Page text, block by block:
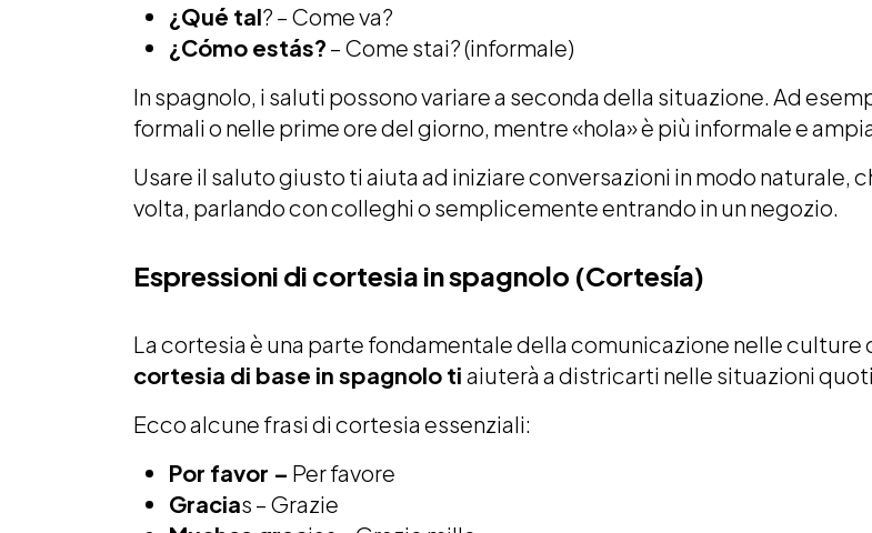
¿Qué tal? – Come va?
¿Cómo estás? – Come stai? (informale)
In spagnolo, i saluti possono variare a seconda della situazione. Ad
formali o nelle prime ore del giorno, mentre «hola» è più informale e
Usare il saluto giusto ti aiuta ad iniziare conversazioni in modo naturale,
volta, parlando con colleghi o semplicemente entrando in un negozio.
Espressioni di cortesia in spagnolo (Cortesía)
La cortesia è una parte fondamentale della comunicazione nelle culture
cortesia di base in spagnolo ti aiuterà a districarti nelle situazioni
Ecco alcune frasi di cortesia essenziali:
Por favor – Per favore
Gracias – Grazie